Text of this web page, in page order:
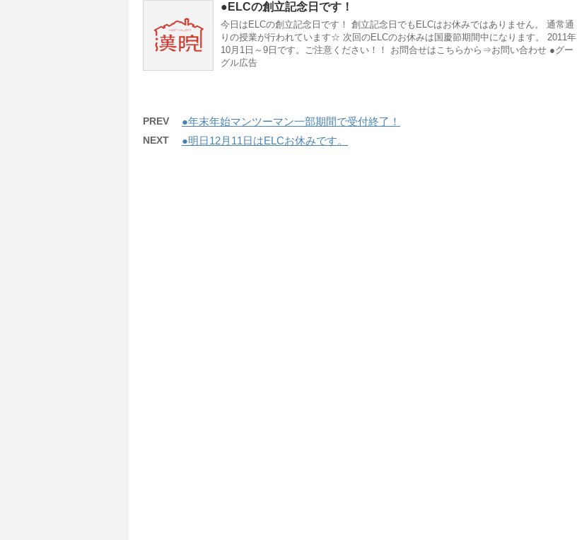
●ELCの創立記念日です！
今日はELCの創立記念日です！ 創立記念日でもELCはお休みではありません。 通常通
りの授業が行われています☆ 次回のELCのお休みは国慶節期間中になります。 2011年
10月1日～9日です。ご注意ください！！ お問合せはこちらから⇒お問い合わせ ●グー
グル広告
PREV ●年末年始マンツーマン一部期間で受付終了！
NEXT ●明日12月11日はELCお休みです。